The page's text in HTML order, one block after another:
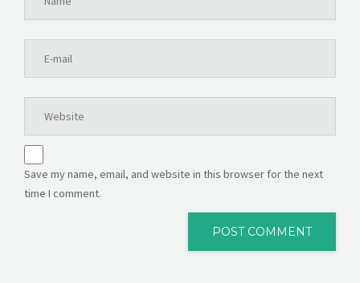
Save my name, email, and website in this browser for the next
time I comment.